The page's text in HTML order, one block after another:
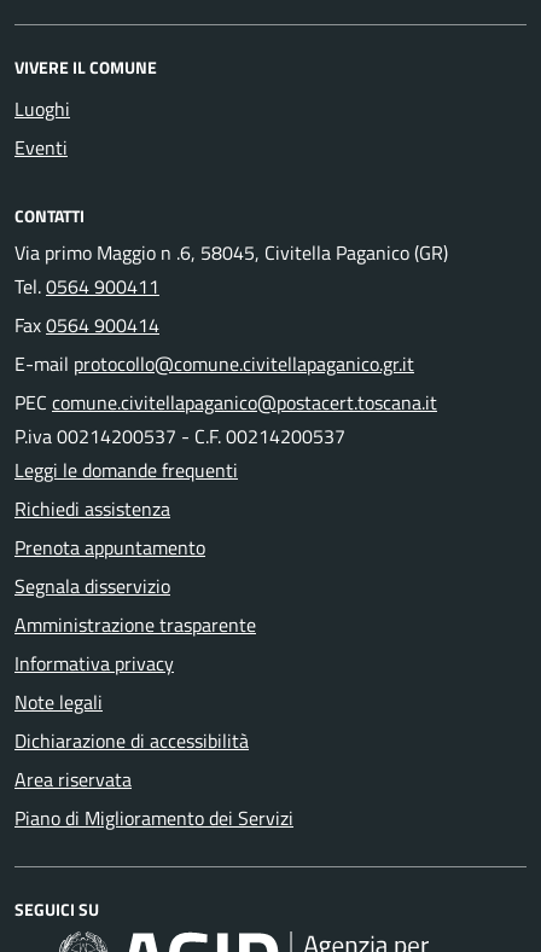
VIVERE IL COMUNE
Luoghi
Eventi
CONTATTI
Via primo Maggio n .6, 58045, Civitella Paganico (GR)
Tel.0564 900411
Fax0564 900414
E-mail protocollo@comune.civitellapaganico.gr.it
PEC comune.civitellapaganico@postacert.toscana.it
P.iva 00214200537 - C.F. 00214200537
Leggi le domande frequenti
Richiedi assistenza
Prenota appuntamento
Segnala disservizio
Amministrazione trasparente
Informativa privacy
Note legali
Dichiarazione di accessibilità
Area riservata
Piano di Miglioramento dei Servizi
SEGUICI SU